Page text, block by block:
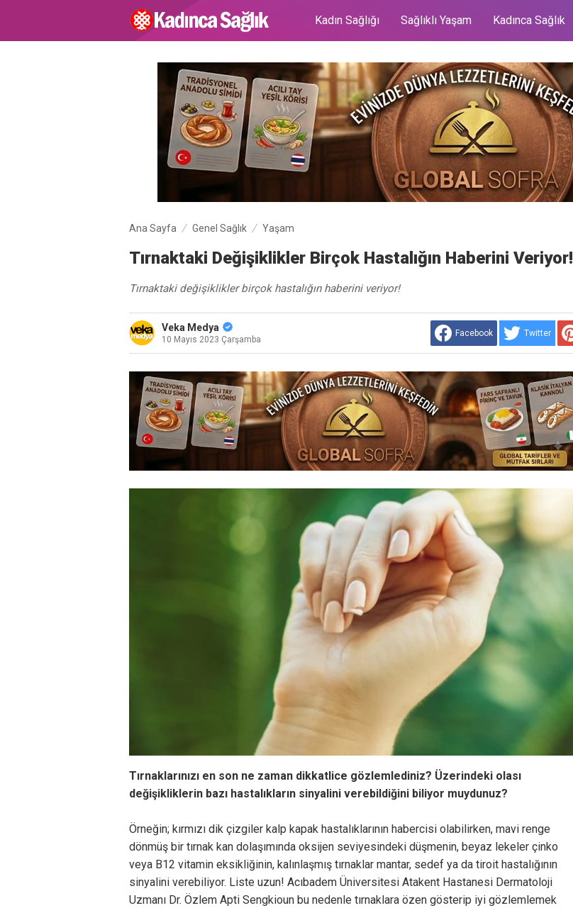
Kadın Sağlığı Sağlıklı Yaşam Kadınca Sağlık
Ana Sayfa Genel Sağlık Yaşam
Tırnaktaki Değişiklikler Birçok Hastalığın Haberini Veriyor!
Tırnaktaki değişiklikler birçok hastalığın haberini veriyor!
Veka Medya
10 Mayıs 2023 Çarşamba
Facebook Twitter
Tırnaklarınızı en son ne zaman dikkatlice gözlemlediniz? Üzerindeki olası
değişikliklerin bazı hastalıkların sinyalini verebildiğini biliyor muydunuz?
Örneğin; kırmızı dik çizgiler kalp kapak hastalıklarının habercisi olabilirken, mavi renge
dönmüş bir tırnak kan dolaşımında oksijen seviyesindeki düşmenin, beyaz lekeler çinko
veya B12 vitamin eksikliğinin, kalınlaşmış tırnaklar mantar, sedef ya da tiroit hastalığının
sinyalini verebiliyor. Liste uzun! Acıbadem Üniversitesi Atakent Hastanesi Dermatoloji
Uzmanı Dr. Özlem Apti Sengkioun bu nedenle tırnaklara özen gösterip iyi gözlemlemek